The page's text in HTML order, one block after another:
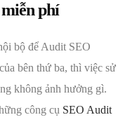
phí
bộ để Audit SEO
bên thứ ba, thì việc sử
không ảnh hưởng gì.
công cụ SEO Audit